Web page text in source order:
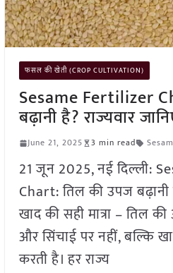
फसल की खेती (CROP CULTIVATION)
Sesame Fertilizer
बढ़ानी है? राज्यवार
June 21, 2025 3 min read
21 जून 2025, नई दिल्ली:
Chart: तिल की उपज बढ़ानी
खाद की सही मात्रा – तिल
और सिंचाई पर नहीं, बल्कि
करती है। हर राज्य